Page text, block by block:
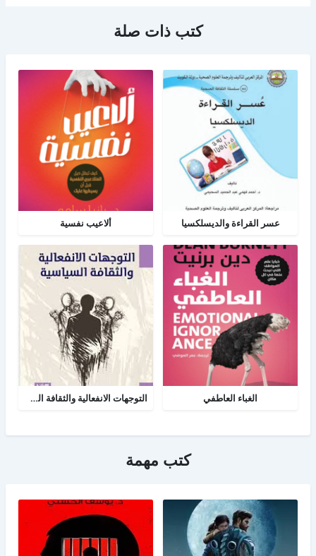
كتب ذات صلة
عسر القراءة والديسلكسيا ألاعيب نفسية
الغباء العاطفي التوجهات الانفعالية والثقافة السياسية
كتب مهمة